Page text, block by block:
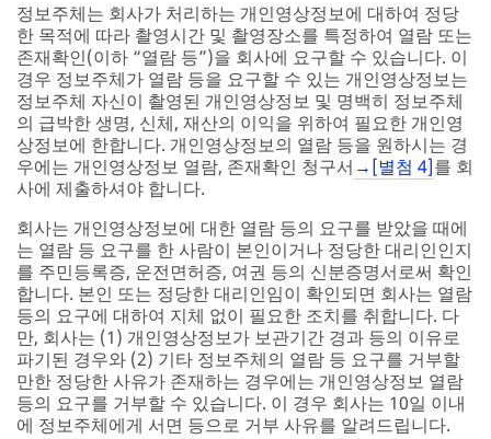
정보주체는 회사가 처리하는 개인영상정보에 대하여 정당
한 목적에 따라 촬영시간 및 촬영장소를 특정하여 열람 또는
존재확인(이하 “열람 등”)을 회사에 요구할 수 있습니다. 이
경우 정보주체가 열람 등을 요구할 수 있는 개인영상정보는
정보주체 자신이 촬영된 개인영상정보 및 명백히 정보주체
의 급박한 생명, 신체, 재산의 이익을 위하여 필요한 개인영
상정보에 한합니다. 개인영상정보의 열람 등을 원하시는 경
우에는 개인영상정보 열람, 존재확인 청구서 →[별첨 4]를 회
사에 제출하셔야 합니다.
회사는 개인영상정보에 대한 열람 등의 요구를 받았을 때에
는 열람 등 요구를 한 사람이 본인이거나 정당한 대리인인지
를 주민등록증, 운전면허증, 여권 등의 신분증명서로써 확인
합니다. 본인 또는 정당한 대리인임이 확인되면 회사는 열람
등의 요구에 대하여 지체 없이 필요한 조치를 취합니다. 다
만, 회사는 (1) 개인영상정보가 보관기간 경과 등의 이유로
파기된 경우와 (2) 기타 정보주체의 열람 등 요구를 거부할
만한 정당한 사유가 존재하는 경우에는 개인영상정보 열람
등의 요구를 거부할 수 있습니다. 이 경우 회사는 10일 이내
에 정보주체에게 서면 등으로 거부 사유를 알려드립니다.